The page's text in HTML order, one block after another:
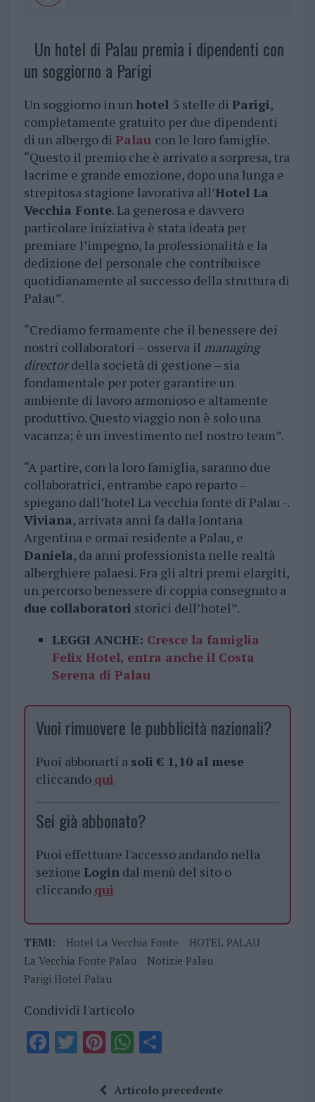
Un hotel di Palau premia i dipendenti con
un soggiorno a Parigi
Un soggiorno in un hotel 5 stelle di Parigi,
completamente gratuito per due dipendenti
di un albergo di Palau con le loro famiglie.
“Questo il premio che è arrivato a sorpresa, tra
lacrime e grande emozione, dopo una lunga e
strepitosa stagione lavorativa all’Hotel La
Vecchia Fonte. La generosa e davvero
particolare iniziativa è stata ideata per
premiare l’impegno, la professionalità e la
dedizione del personale che contribuisce
quotidianamente al successo della struttura di
Palau”.
“Crediamo fermamente che il benessere dei
nostri collaboratori – osserva il managing
directordella società di gestione – sia
fondamentale per poter garantire un
ambiente di lavoro armonioso e altamente
produttivo. Questo viaggio non è solo una
vacanza; è un investimento nel nostro team”.
“A partire, con la loro famiglia, saranno due
collaboratrici, entrambe capo reparto –
spiegano dall’hotel La vecchia fonte di Palau -.
Viviana, arrivata anni fa dalla lontana
Argentina e ormai residente a Palau, e
Daniela, da anni professionista nelle realtà
alberghiere palaesi. Fra gli altri premi elargiti,
un percorso benessere di coppia consegnato a
due collaboratori storici dell’hotel”.
LEGGI ANCHE: Cresce la famiglia
Felix Hotel, entra anche il Costa
Serena di Palau
Vuoi rimuovere le pubblicità nazionali?
Puoi abbonarti a soli € 1,10 al mese
cliccando qui
Sei già abbonato?
Puoi effettuare l'accesso andando nella
sezione Logindal menù del sito o
cliccando qui
TEMI: Hotel La Vecchia Fonte
HOTEL PALAU
La Vecchia Fonte Palau
Notizie Palau
Parigi Hotel Palau
Condividi l'articolo
F T Pi
te
W
at
S
a
Articolo precedente